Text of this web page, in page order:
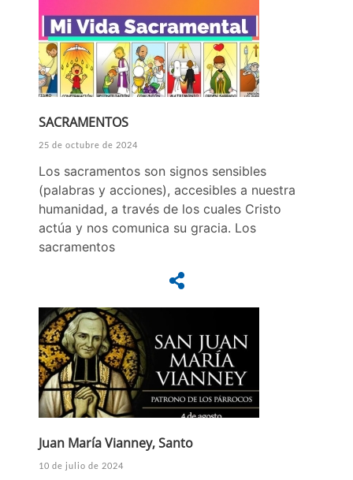
SACRAMENTOS
25 de octubre de 2024
Los sacramentos son signos sensibles
(palabras y acciones), accesibles a nuestra
humanidad, a través de los cuales Cristo
actúa y nos comunica su gracia. Los
sacramentos
Juan María Vianney, Santo
10 de julio de 2024